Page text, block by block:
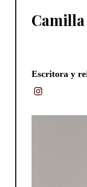
Escritora y